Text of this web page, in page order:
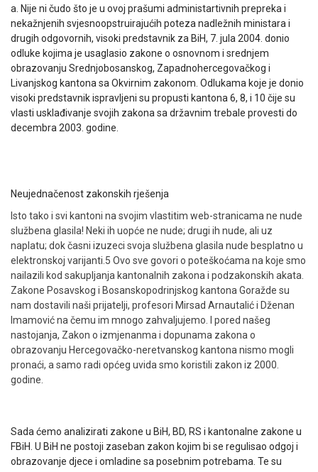
a. Nije ni čudo što je u ovoj prašumi administartivnih prepreka i
nekažnjenih svjesnoopstruirajućih poteza nadležnih ministara i
drugih odgovornih, visoki predstavnik za BiH, 7. jula 2004. donio
odluke kojima je usaglasio zakone o osnovnom i srednjem
obrazovanju Srednjobosanskog, Zapadnohercegovačkog i
Livanjskog kantona sa Okvirnim zakonom. Odlukama koje je donio
visoki predstavnik ispravljeni su propusti kantona 6, 8, i 10 čije su
vlasti usklađivanje svojih zakona sa državnim trebale provesti do
decembra 2003. godine.
Neujednačenost zakonskih rješenja
Isto tako i svi kantoni na svojim vlastitim web-stranicama ne nude
službena glasila! Neki ih uopće ne nude; drugi ih nude, ali uz
naplatu; dok časni izuzeci svoja službena glasila nude besplatno u
elektronskoj varijanti.5 Ovo sve govori o poteškoćama na koje smo
nailazili kod sakupljanja kantonalnih zakona i podzakonskih akata.
Zakone Posavskog i Bosanskopodrinjskog kantona Goražde su
nam dostavili naši prijatelji, profesori Mirsad Arnautalić i Dženan
Imamović na čemu im mnogo zahvaljujemo. I pored našeg
nastojanja, Zakon o izmjenanma i dopunama zakona o
obrazovanju Hercegovačko-neretvanskog kantona nismo mogli
pronaći, a samo radi općeg uvida smo koristili zakon iz 2000.
godine.
Sada ćemo analizirati zakone u BiH, BD, RS i kantonalne zakone u
FBiH. U BiH ne postoji zaseban zakon kojim bi se regulisao odgoj i
obrazovanje djece i omladine sa posebnim potrebama. Te su